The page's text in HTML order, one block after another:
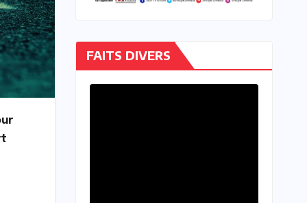
FAITS DIVERS